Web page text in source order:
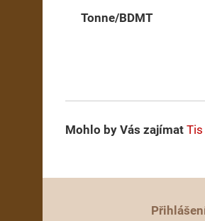
Tonne/BDMT
Mohlo by Vás zajímat Tis